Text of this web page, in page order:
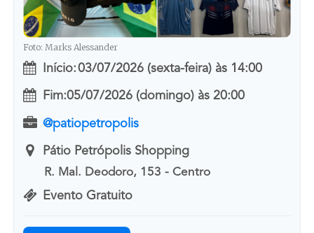
Foto: Marks Alessander
Início:03/07/2026 (sexta-feira) às 14:00
Fim:05/07/2026 (domingo) às 20:00
@patiopetropolis
Pátio Petrópolis Shopping
R. Mal. Deodoro, 153 - Centro
Evento Gratuito